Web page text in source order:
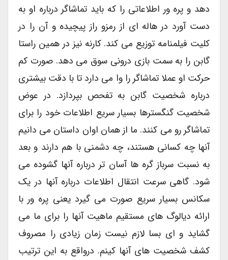
دهد و پره ور اطلاعاتی را که باید تماشاگر درباره او به
دست آورد در هاله ای از رمزو راز پیچیده و آن را در
کلیت فیلمنامه توزیع می کند. کارنه نیز در همین راستا
گابن را به سمت بازی درونی سوق می دهد. صورت کم
حرکت او عملا تماشاگر را وا می دارد تا با دقت بیشتری
درباره شخصیت گابن به تفحص بپردازد. در عوض
شخصیت گنگسترها بسیار سریع اطلاعات خود را برای
تماشاگر رو می کنند. ما از همان اوان داستان می دانیم
آنها چه کسانی هستند، چه دشمنی با هم دارند و بعد
به نسبت سرباز گره ها آسان تر درباره آنها گشوده می
شود. گاهی سرعت انتقال اطلاعات درباره آنها در یک
سکانس بسیار سریع صورت می گیرد یعنی پره ور با
ارائه دیالوگ های مستقیم ماهیت آنها را برای ما می
گشاید و ای بسا لازم نیست زمان زیادی را مصروف
کشف شخصیت های آنها کینم. درواقع به این ترتیب